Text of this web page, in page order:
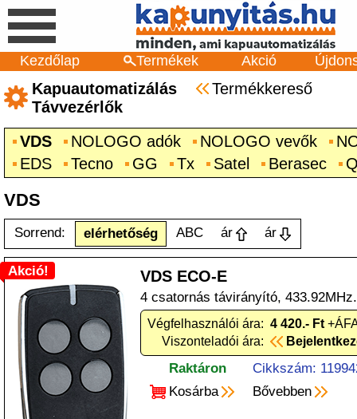
Kezdőlap Termékek Akció
Kapuautomatizálás
Termékkereső
Távvezérlők
VDS
NOLOGO adók NOLOGO vevők
EDS
Tecno GG Tx Satel Berasec
VDS
Sorrend: elérhetőség ABC ár ár
Akció! VDS ECO-E
4 csatornás távirányító, 433.92MHz.
Végfelhasználói ára: 4 420.- Ft
Viszonteladói ára:
Raktáron
Cikkszám:
Kosárba
Bővebben